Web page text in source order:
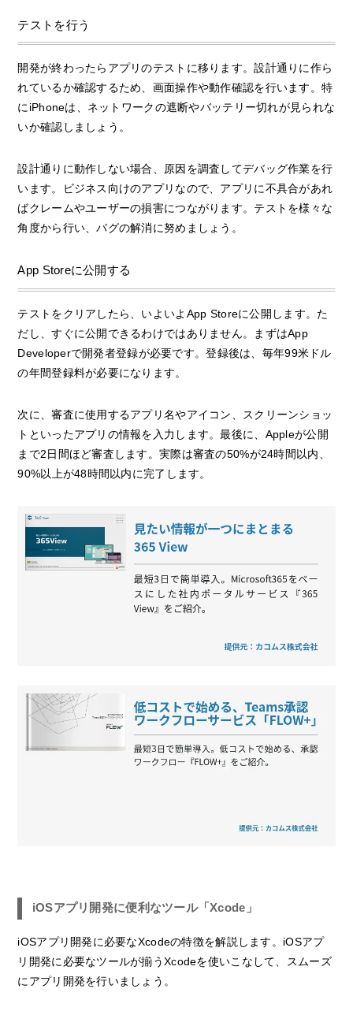
テストを行う
開発が終わったらアプリのテストに移ります。設計通りに作ら
れているか確認するため、画面操作や動作確認を行います。特
にiPhoneは、ネットワークの遮断やバッテリー切れが見られな
いか確認しましょう。
設計通りに動作しない場合、原因を調査してデバッグ作業を行
います。ビジネス向けのアプリなので、アプリに不具合があれ
ばクレームやユーザーの損害につながります。テストを様々な
角度から行い、バグの解消に努めましょう。
App Storeに公開する
テストをクリアしたら、いよいよApp Storeに公開します。た
だし、すぐに公開できるわけではありません。まずはApp
Developerで開発者登録が必要です。登録後は、毎年99米ドル
の年間登録料が必要になります。
次に、審査に使用するアプリ名やアイコン、スクリーンショッ
トといったアプリの情報を入力します。最後に、Appleが公開
まで2日間ほど審査します。実際は審査の50%が24時間以内、
90%以上が48時間以内に完了します。
iOSアプリ開発に便利なツール「Xcode」
iOSアプリ開発に必要なXcodeの特徴を解説します。iOSアプ
リ開発に必要なツールが揃うXcodeを使いこなして、スムーズ
にアプリ開発を行いましょう。